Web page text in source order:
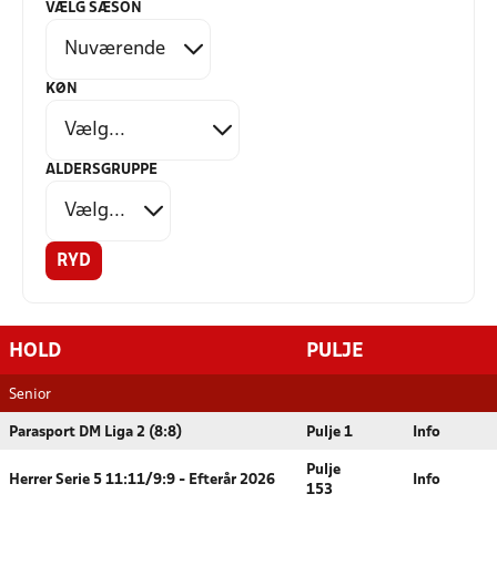
VÆLG SÆSON
KØN
ALDERSGRUPPE
RYD
HOLD PULJE
Senior
Parasport DM Liga 2 (8:8) Pulje 1 Info
Herrer Serie 5 11:11/9:9 - Efterår 2026
Pulje
153
Info